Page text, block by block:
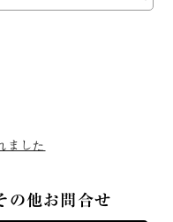
の他お問合せ